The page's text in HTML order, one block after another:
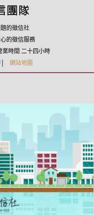
的徵信社
的徵信服務
業時間 二十四小時
網站地圖